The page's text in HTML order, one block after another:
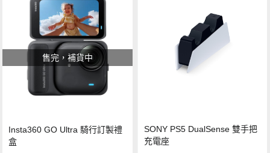
售完，補貨中
Insta360 GO Ultra 騎行訂製禮
盒
SONY PS5 DualSense 雙手把
充電座